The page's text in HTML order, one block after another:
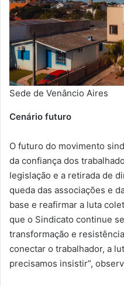
Sede de Venâncio Aires
Cenário futuro
O futuro do movimento
da confiança dos
legislação e a retirada de
queda das associações e
base e reafirmar a luta
que o Sindicato continue
transformação e
conectar o trabalhador, a
precisamos insistir”,